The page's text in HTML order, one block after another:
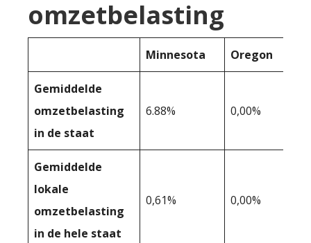
omzetbelasting
Minnesota Oregon
Gemiddelde
omzetbelasting
in de staat
6.88% 0,00%
Gemiddelde
lokale
omzetbelasting
in de hele staat
0,61% 0,00%